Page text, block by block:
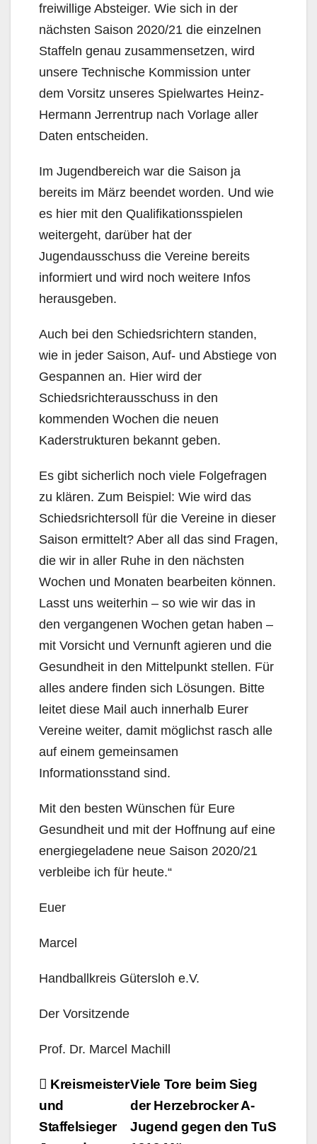
freiwillige Absteiger. Wie sich in der
nächsten Saison 2020/21 die einzelnen
Staffeln genau zusammensetzen, wird
unsere Technische Kommission unter
dem Vorsitz unseres Spielwartes Heinz-
Hermann Jerrentrup nach Vorlage aller
Daten entscheiden.
Im Jugendbereich war die Saison ja
bereits im März beendet worden. Und wie
es hier mit den Qualifikationsspielen
weitergeht, darüber hat der
Jugendausschuss die Vereine bereits
informiert und wird noch weitere Infos
herausgeben.
Auch bei den Schiedsrichtern standen,
wie in jeder Saison, Auf- und Abstiege von
Gespannen an. Hier wird der
Schiedsrichterausschuss in den
kommenden Wochen die neuen
Kaderstrukturen bekannt geben.
Es gibt sicherlich noch viele Folgefragen
zu klären. Zum Beispiel: Wie wird das
Schiedsrichtersoll für die Vereine in dieser
Saison ermittelt? Aber all das sind Fragen,
die wir in aller Ruhe in den nächsten
Wochen und Monaten bearbeiten können.
Lasst uns weiterhin – so wie wir das in
den vergangenen Wochen getan haben –
mit Vorsicht und Vernunft agieren und die
Gesundheit in den Mittelpunkt stellen. Für
alles andere finden sich Lösungen. Bitte
leitet diese Mail auch innerhalb Eurer
Vereine weiter, damit möglichst rasch alle
auf einem gemeinsamen
Informationsstand sind.
Mit den besten Wünschen für Eure
Gesundheit und mit der Hoffnung auf eine
energiegeladene neue Saison 2020/21
verbleibe ich für heute.“
Euer
Marcel
Handballkreis Gütersloh e.V.
Der Vorsitzende
Prof. Dr. Marcel Machill
Beitragsnavigation
Viele Tore beim Sieg
der Herzebrocker A-
Jugend gegen den TuS
Kreismeister
und
Staffelsieger